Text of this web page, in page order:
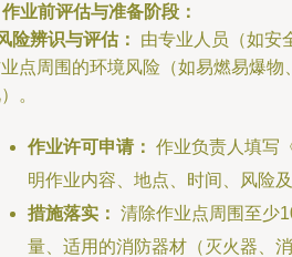
作业前评估与准备阶段：
险辨识与评估：
由专业人员（如安
点周围的环境风险（如易燃易爆物
。
作业许可申请： 作业负责人填写
明作业内容、地点、时间、风险及
措施落实： 清除作业点周围至少
量、适用的消防器材（灭火器、